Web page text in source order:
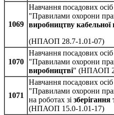
1069
Навчання посадових осіб
"Правилами охорони
виробництву кабельної
(НПАОП 28.7-1.01-07)
1070
Навчання посадових осіб
"Правилами охорони
виробництві" (НПАОП
1071
Навчання посадових осіб
"Правилами охорони
на роботах зі
(НПАОП 15.0-1.01-17)